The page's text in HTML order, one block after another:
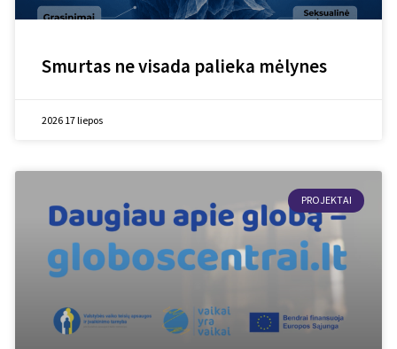
Smurtas ne visada palieka mėlynes
2026 17 liepos
PROJEKTAI